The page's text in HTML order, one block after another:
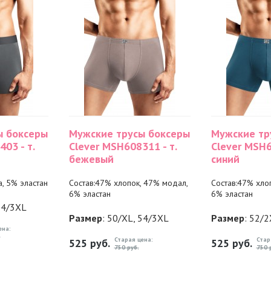
боксеры
- т.
5% эластан
3XL
Мужские трусы боксеры
Clever MSH608311 - т.
бежевый
Состав:47% хлопок, 47% модал,
6% эластан
Размер: 50/XL, 54/3XL
525 руб. Старая цена:
750 руб.
Мужские
Clever
синий
Состав:47%
6% эластан
Размер: 52/
525 руб. 750